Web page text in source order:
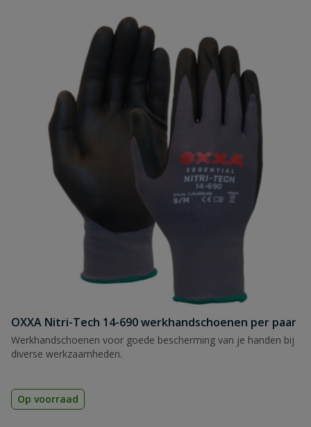
OXXA Nitri-Tech 14-690 werkhandschoenen per paar
Werkhandschoenen voor goede bescherming van je handen bij
diverse werkzaamheden.
Op voorraad